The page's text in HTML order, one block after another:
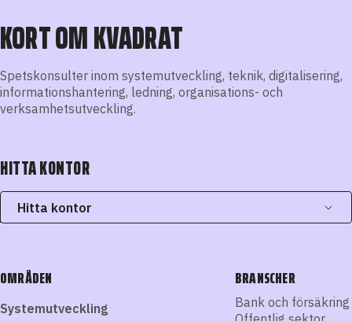
KORT OM KVADRAT
Spetskonsulter inom systemutveckling, teknik, digitalisering,
informationshantering, ledning, organisations- och
verksamhetsutveckling.
HITTA KONTOR
Hitta kontor
OMRÅDEN
Systemutveckling
BRANSCHER
Bank och försäkring